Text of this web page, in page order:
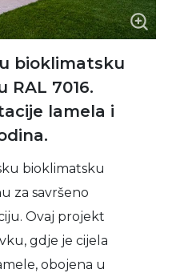
bioklimatsku
RAL 7016.
lamela i
bioklimatsku
za savršeno
Ovaj projekt
gdje je cijela
obojena u